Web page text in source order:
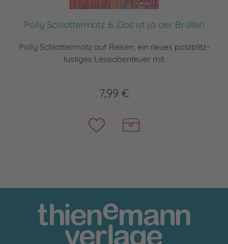
Polly Schlottermotz 6: Das ist ja der Brüller!
Polly Schlottermotz auf Reisen, ein neues potzblitz-
lustiges Leseabenteuer mit
7,99 €